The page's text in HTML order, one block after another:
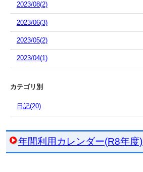
2023/08(2)
2023/06(3)
2023/05(2)
2023/04(1)
カテゴリ別
日記(20)
年間利用カレンダー(R8年度)